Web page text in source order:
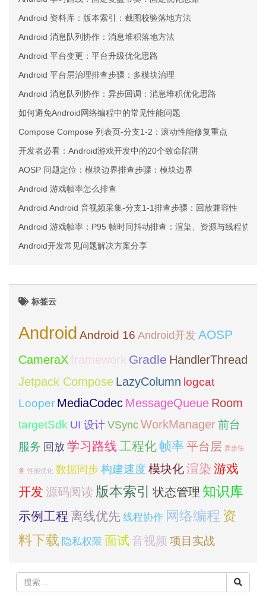
Android 资料库：版本索引：截图校验落地方法
Android 消息队列协作：消息堆积落地方法
Android 平台变更：平台升级优化思路
Android 平台层治理排查步骤：多模块治理
Android 消息队列协作：异步回调：消息堆积优化思路
如何避免Android网络编程中的常见性能问题
Compose Compose 列表页-分支1-2：滚动性能修复重点
开发者必看：Android游戏开发中的20个致命陷阱
AOSP 问题定位：模块边界排查步骤：模块边界
Android 游戏帧率怎么排查
Android Android 音视频采集-分支1-1排查步骤：回放兼容性
Android 游戏帧率：P95 帧时间抖动排查：渲染、资源与线程协同
Android开发常见问题解决方案分享
标签云
Android Android 16 Android开发 AOSP
CameraX framework Gradle HandlerThread
Jetpack Compose LazyColumn logcat
Looper MediaCodec MessageQueue Room
targetSdk UI 设计 VSyncWorkManager前台
服务 回放 学习路线 工程化帧率 平台层 异步任
务 性能优化 数据同步 构建速度 模块化渲染 游戏
开发 源码阅读 版本索引 状态管理 知识库
示例工程 离线优先 线程协作 网络编程 资
料下载 隐私权限 面试 音视频 项目实战